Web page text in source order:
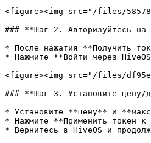
<figure><img src="/files/
### **Шаг 2. Авторизуйтесь
* После нажатия **Получить
* Нажмите **Войти через
<figure><img src="/files/
### **Шаг 3. Установите цену/
* Установите **цену** и
* Нажмите **Применить токен
* Вернитесь в HiveOS и